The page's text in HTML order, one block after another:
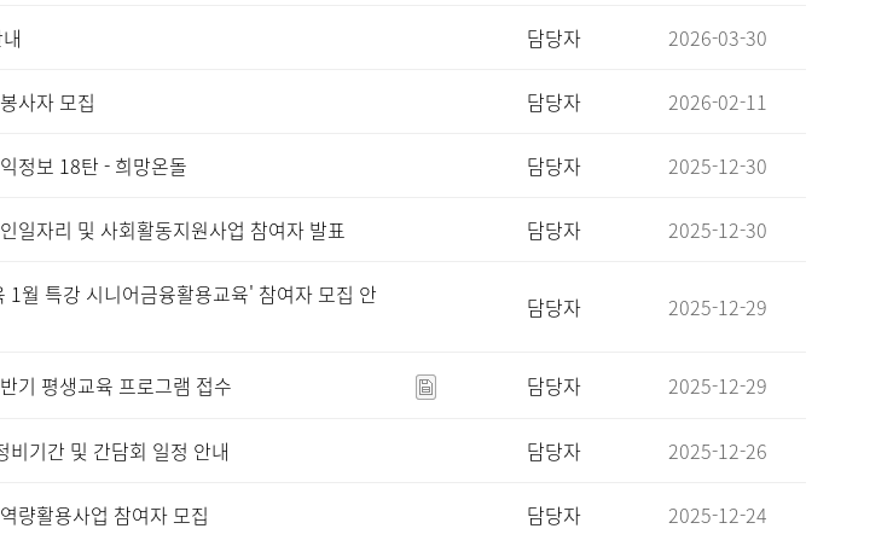
담당자 2026-03-30
사자 모집 담당자 2026-02-11
정보 18탄 - 희망온돌 담당자 2025-12-30
일자리 및 사회활동지원사업 참여자 발표 담당자 2025-12-30
1월 특강 시니어금융활용교육' 참여자 모집 안
담당자 2025-12-29
기 평생교육 프로그램 접수 담당자 2025-12-29
기간 및 간담회 일정 안내 담당자 2025-12-26
량활용사업 참여자 모집 담당자 2025-12-24